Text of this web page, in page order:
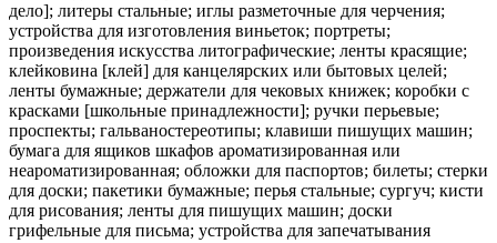
дело]; литеры стальные; иглы разметочные для черчения;
устройства для изготовления виньеток; портреты;
произведения искусства литографические; ленты красящие;
клейковина [клей] для канцелярских или бытовых целей;
ленты бумажные; держатели для чековых книжек; коробки с
красками [школьные принадлежности]; ручки перьевые;
проспекты; гальваностереотипы; клавиши пишущих машин;
бумага для ящиков шкафов ароматизированная или
неароматизированная; обложки для паспортов; билеты; стерки
для доски; пакетики бумажные; перья стальные; сургуч; кисти
для рисования; ленты для пишущих машин; доски
грифельные для письма; устройства для запечатывания